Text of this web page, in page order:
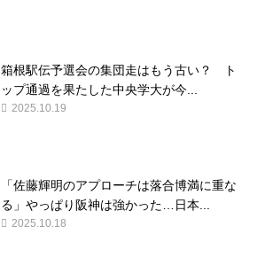
箱根駅伝予選会の集団走はもう古い？ ト
ップ通過を果たした中央学大が今...
2025.10.19
「佐藤輝明のアプローチは落合博満に重な
る」やっぱり阪神は強かった…日本...
2025.10.18